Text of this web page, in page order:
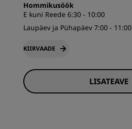
Hommikusöök
E kuni Reede 6:30 - 10:00
Laupäev ja Pühapäev 7:00 - 11:00
KIIRVAADE
LISATEAVE